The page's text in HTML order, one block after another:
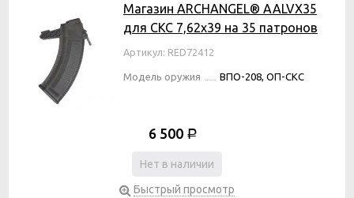
Магазин ARCHANGEL® AALVX35
для СКС 7,62х39 на 35 патронов
Артикул: RED72412
Модель оружия ВПО-208, ОП-СКС
6 500 Р
Нет в наличии
Быстрый просмотр